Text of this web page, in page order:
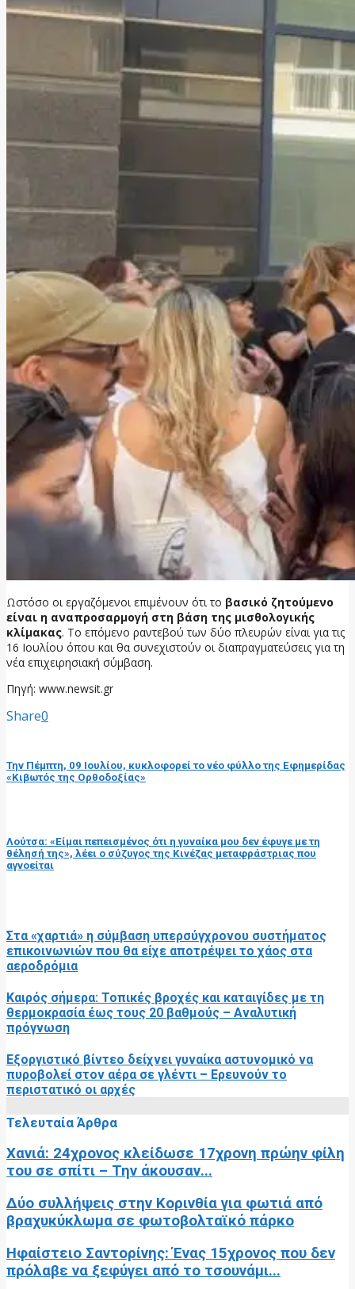
Ωστόσο οι εργαζόμενοι επιμένουν ότι το βασικό ζητούμενο
είναι η αναπροσαρμογή στη βάση της μισθολογικής
κλίμακας. Το επόμενο ραντεβού των δύο πλευρών είναι για τις
16 Ιουλίου όπου και θα συνεχιστούν οι διαπραγματεύσεις για τη
νέα επιχειρησιακή σύμβαση.
Πηγή: www.newsit.gr
Share0
Την Πέμπτη, 09 Ιουλίου, κυκλοφορεί το νέο φύλλο της Εφημερίδας
«Κιβωτός της Ορθοδοξίας»
Λούτσα: «Είμαι πεπεισμένος ότι η γυναίκα μου δεν έφυγε με τη
θέλησή της», λέει ο σύζυγος της Κινέζας μεταφράστριας που
αγνοείται
Στα «χαρτιά» η σύμβαση υπερσύγχρονου συστήματος
επικοινωνιών που θα είχε αποτρέψει το χάος στα
αεροδρόμια
Καιρός σήμερα: Τοπικές βροχές και καταιγίδες με τη
θερμοκρασία έως τους 20 βαθμούς – Αναλυτική
πρόγνωση
Εξοργιστικό βίντεο δείχνει γυναίκα αστυνομικό να
πυροβολεί στον αέρα σε γλέντι – Ερευνούν το
περιστατικό οι αρχές
Τελευταία Άρθρα
Χανιά: 24χρονος κλείδωσε 17χρονη πρώην φίλη
του σε σπίτι – Την άκουσαν...
Δύο συλλήψεις στην Κορινθία για φωτιά από
βραχυκύκλωμα σε φωτοβολταϊκό πάρκο
Ηφαίστειο Σαντορίνης: Ένας 15χρονος που δεν
πρόλαβε να ξεφύγει από το τσουνάμι...